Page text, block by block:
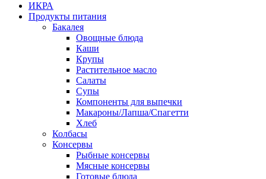
ИКРА
Продукты питания
Бакалея
Овощные блюда
Каши
Крупы
Растительное масло
Салаты
Супы
Компоненты для выпечки
Макароны/Лапша/Спагетти
Хлеб
Колбасы
Консервы
Рыбные консервы
Мясные консервы
Готовые блюда